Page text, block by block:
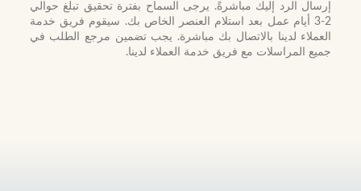
إرسال الرد إليك مباشرةً. يرجى السماح بفترة تحقيق تبلغ حوالي
2-3 أيام عمل بعد استلام العنصر الخاص بك. سيقوم فريق خدمة
العملاء لدينا بالاتصال بك مباشرة. يجب تضمين مرجع الطلب في
جميع المراسلات مع فريق خدمة العملاء لدينا.